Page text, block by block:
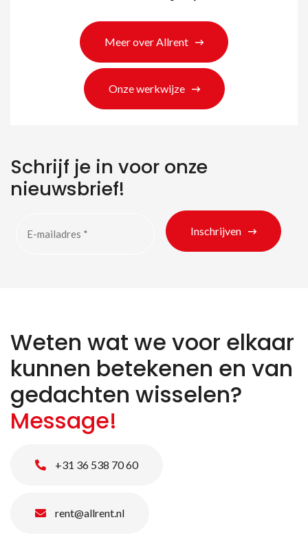
Meer over Allrent
Onze werkwijze
Schrijf je in voor onze
nieuwsbrief!
Inschrijven
Weten wat we voor elkaar
kunnen betekenen en van
gedachten wisselen?
Message!
+31 36 538 70 60
rent@allrent.nl
Zoeken naar producten